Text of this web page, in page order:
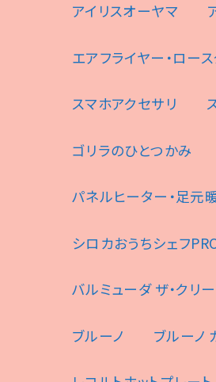
アイリスオーヤマ
エアフライヤー・ロー
スマホアクセサリ
ゴリラのひとつかみ
パネルヒーター・足元
シロカおうちシェフ
バルミューダ ザ・クリ
ブルーノ ブルーノ